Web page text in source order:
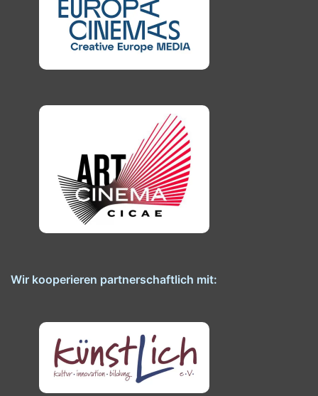
Wir kooperieren partnerschaftlich mit: